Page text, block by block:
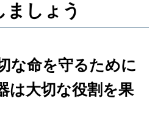
ましょう
な命を守るために
は大切な役割を果